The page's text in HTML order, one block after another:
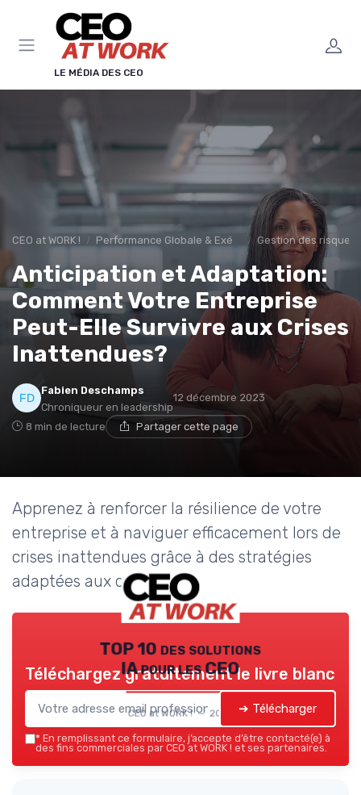
LE MÉDIA DES CEO
CEO at WORK ! Performance Globale & Exécution Gestion des risques
Anticipation et Adaptation:
Comment Votre Entreprise
Peut-Elle Survivre aux Crises
Inattendues?
Fabien Deschamps
Chroniqueur en leadership
12 décembre 2023
8 min de lecture Partager cette page
Apprenez à renforcer la résilience de votre
entreprise et à naviguer efficacement lors de
crises inattendues grâce à des stratégies
adaptées aux dirigeants.
TOP 10 des solutions
IA pour les CEO
CEO at WORK ! — 2026
Téléchargez gratuitement le livre blanc
➔ Télécharger
* En remplissant ce formulaire, j’accepte d’être contacté(e) à
des fins commerciales par CEO at WORK ! et ses partenaires.
Panneau de gestion des cookies